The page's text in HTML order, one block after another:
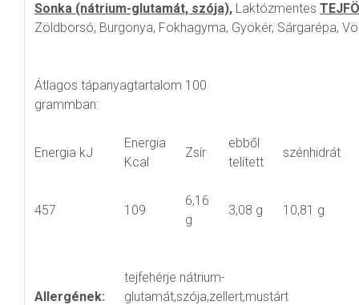
Sonka (nátrium-glutamát, szója), Laktózmentes
Zöldborsó, Burgonya, Fokhagyma, Gyökér, Sárgarépa,
Átlagos tápanyagtartalom 100
grammban:
Energia kJ
Energia
Kcal
Zsír
ebből
telített
szénhidrát
457 109
6,16
g
3,08 g 10,81 g
Allergének:
tejfehérje nátrium-
glutamát,szója,zellert,mustárt